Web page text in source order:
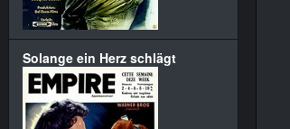
Solange ein Herz schlägt